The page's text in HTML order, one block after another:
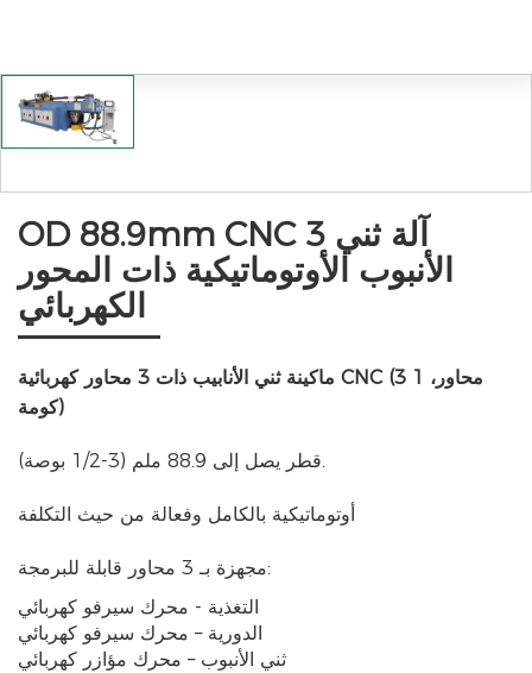
OD 88.9mm CNC 3 آلة ثني
الأنبوب الأوتوماتيكية ذات المحور
الكهربائي
ماكينة ثني الأنابيب ذات 3 محاور كهربائية CNC (3 محاور، 1
كومة)
قطر يصل إلى 88.9 ملم (3-1/2 بوصة).
أوتوماتيكية بالكامل وفعالة من حيث التكلفة
مجهزة بـ 3 محاور قابلة للبرمجة:
​التغذية - محرك سيرفو كهربائي
الدورية – محرك سيرفو كهربائي
ثني الأنبوب – محرك مؤازر كهربائي